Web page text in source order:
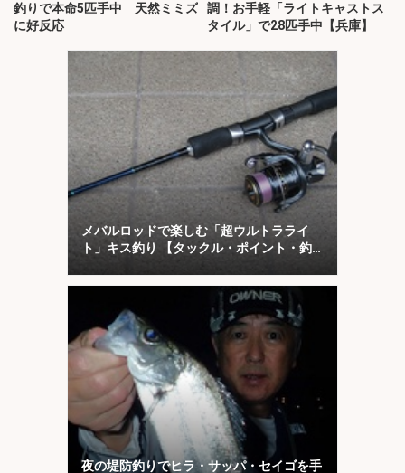
釣りで本命5匹手中 天然ミミズ
に好反応
調！お手軽「ライトキャストス
タイル」で28匹手中【兵庫】
メバルロッドで楽しむ「超ウルトラライ
ト」キス釣り 【タックル・ポイント・釣
夜の堤防釣りでヒラ・サッパ・セイゴを手